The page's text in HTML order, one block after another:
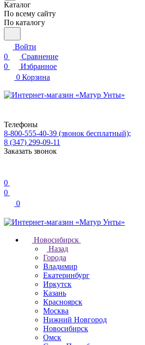
Каталог
По всему сайту
По каталогу
Войти
0
Сравнение
0
Избранное
0 Корзина
Телефоны
8-800-555-40-39 (звонок бесплатный);
8 (347) 299-09-11
Заказать звонок
0
0
0
Новосибирск
Назад
Города
Владимир
Екатеринбург
Иркутск
Казань
Красноярск
Москва
Нижний Новгород
Новосибирск
Омск